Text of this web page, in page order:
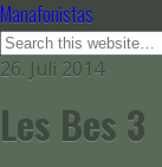
Manafonistas
26. Juli 2014
Les Bes 3